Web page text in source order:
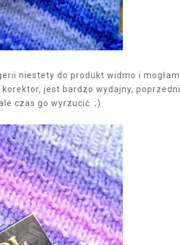
niestety do produkt widmo i mogłam
korektor, jest bardzo wydajny, poprzedni
czas go wyrzucić. ;)